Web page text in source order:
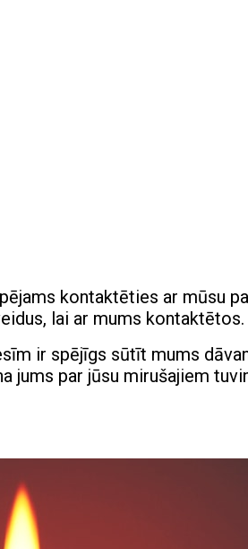
kontaktēties ar mūsu
lai ar mums kontaktētos.
ir spējīgs sūtīt mums
jums par jūsu mirušajiem